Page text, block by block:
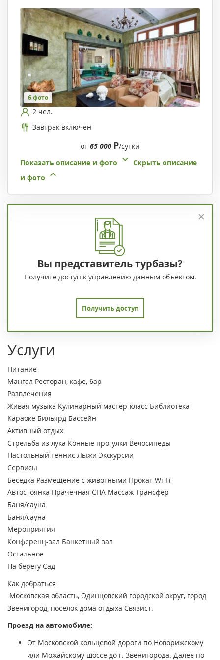
6 фото
2 чел.
Завтрак включен
от 65 000 Р/сутки
Показать описание и фото
Скрыть описание
и фото
Вы представитель турбазы?
Получите доступ к управлению данным объектом.
Получить доступ
Услуги
Питание
Мангал Ресторан, кафе, бар
Развлечения
Живая музыка Кулинарный мастер-класс Библиотека
Караоке Бильярд Бассейн
Активный отдых
Стрельба из лука Конные прогулки Велосипеды
Настольный теннис Лыжи Экскурсии
Сервисы
Беседка Размещение с животными Прокат Wi-Fi
Автостоянка Прачечная СПА Массаж Трансфер
Баня/сауна
Баня/сауна
Мероприятия
Конференц-зал Банкетный зал
Остальное
На берегу Сад
Как добраться
Московская область, Одинцовский городской округ, город
Звенигород, посёлок дома отдыха Связист.
Проезд на автомобиле:
От Московской кольцевой дороги по Новорижскому
или Можайскому шоссе до г. Звенигорода. Далее по